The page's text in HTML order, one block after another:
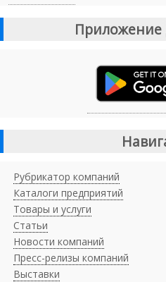
Приложение
Рубрикатор компаний
Каталоги предприятий
Товары и услуги
Статьи
Новости компаний
Пресс-релизы компаний
Выставки